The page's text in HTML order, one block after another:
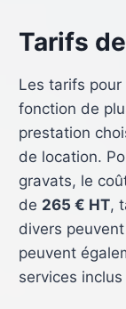
Tarifs
Les tarifs pour
fonction de
prestation
de location.
gravats, le
de 265 € HT,
divers
peuvent
services